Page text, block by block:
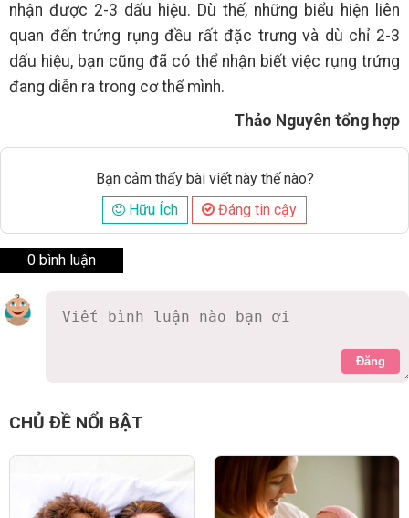
nhận được 2-3 dấu hiệu. Dù thế, những biểu hiện liên
quan đến trứng rụng đều rất đặc trưng và dù chỉ 2-3
dấu hiệu, bạn cũng đã có thể nhận biết việc rụng trứng
đang diễn ra trong cơ thể mình.
Thảo Nguyên tổng hợp
Bạn cảm thấy bài viết này thế nào?
Hữu Ích
Đáng tin cậy
0 bình luận
Đăng
CHỦ ĐỀ NỔI BẬT